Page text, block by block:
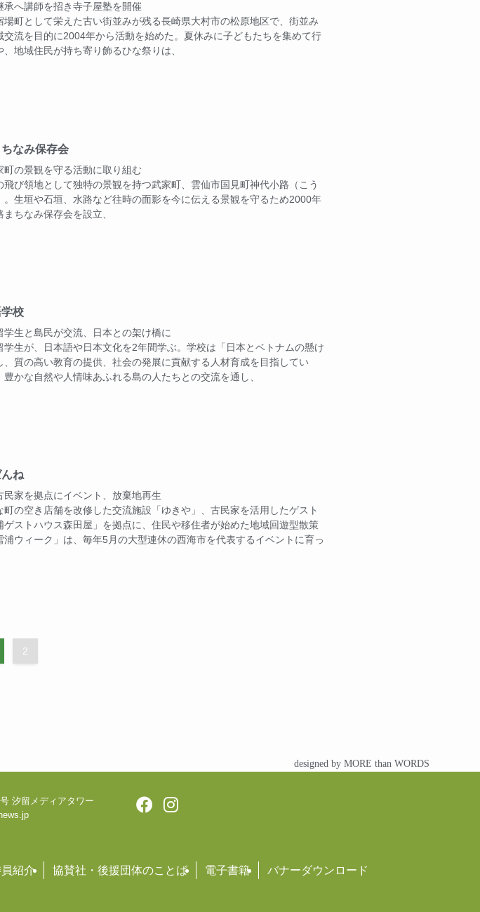
承へ講師を招き寺子屋塾を開催
場町として栄えた古い街並みが残る長崎県大村市の松原地区で、街並み
交流を目的に2004年から活動を始めた。夏休みに子どもたちを集めて行
、地域住民が持ち寄り飾るひな祭りは、
なみ保存会
町の景観を守る活動に取り組む
飛び領地として独特の景観を持つ武家町、雲仙市国見町神代小路（こう
。生垣や石垣、水路など往時の面影を今に伝える景観を守るため2000年
ちなみ保存会を設立、
校
学生と島民が交流、日本との架け橋に
学生が、日本語や日本文化を2年間学ぶ。学校は「日本とベトナムの懸け
、質の高い教育の提供、社会の発展に貢献する人材育成を目指してい
豊かな自然や人情味あふれる島の人たちとの交流を通し、
ね
民家を拠点にイベント、放棄地再生
町の空き店舗を改修した交流施設「ゆきや」、古民家を活用したゲスト
ゲストハウス森田屋」を拠点に、住民や移住者が始めた地域回遊型散策
浦ウィーク」は、毎年5月の大型連休の西海市を代表するイベントに育っ
2
designed by MORE than WORDS
汐留メディアタワー
紹介 協賛社・後援団体のことば 電子書籍 バナーダウンロード